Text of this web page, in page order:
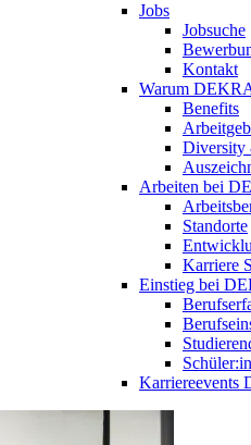
Jobs
Jobsuche
Kontakt
Warum
Benefits
Diversity
Arbeiten bei
Standorte
Karriere
Einstieg bei
Karriereevents